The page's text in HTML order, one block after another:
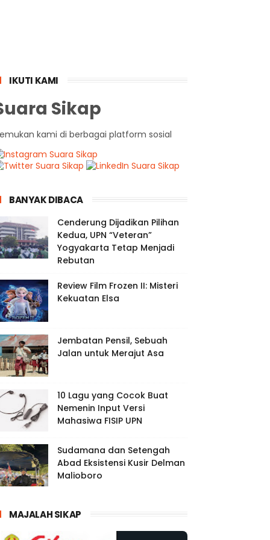
IKUTI KAMI
Sikap
kami di berbagai platform sosial
BANYAK DIBACA
Cenderung Dijadikan Pilihan
Kedua, UPN “Veteran”
Yogyakarta Tetap Menjadi
Rebutan
Review Film Frozen II: Misteri
Kekuatan Elsa
Jembatan Pensil, Sebuah
Jalan untuk Merajut Asa
10 Lagu yang Cocok Buat
Nemenin Input Versi
Mahasiwa FISIP UPN
Sudamana dan Setengah
Abad Eksistensi Kusir Delman
Malioboro
MAJALAH SIKAP